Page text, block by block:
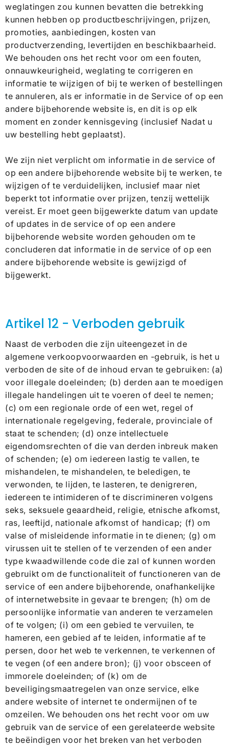
weglatingen zou kunnen bevatten die betrekking
kunnen hebben op productbeschrijvingen, prijzen,
promoties, aanbiedingen, kosten van
productverzending, levertijden en beschikbaarheid.
We behouden ons het recht voor om een ​​fouten,
onnauwkeurigheid, weglating te corrigeren en
informatie te wijzigen of bij te werken of bestellingen
te annuleren, als er informatie in de Service of op een
andere bijbehorende website is, en dit is op elk
moment en zonder kennisgeving (inclusief Nadat u
uw bestelling hebt geplaatst).
We zijn niet verplicht om informatie in de service of
op een andere bijbehorende website bij te werken, te
wijzigen of te verduidelijken, inclusief maar niet
beperkt tot informatie over prijzen, tenzij wettelijk
vereist. Er moet geen bijgewerkte datum van update
of updates in de service of op een andere
bijbehorende website worden gehouden om te
concluderen dat informatie in de service of op een
andere bijbehorende website is gewijzigd of
bijgewerkt.
Artikel 12 - Verboden gebruik
Naast de verboden die zijn uiteengezet in de
algemene verkoopvoorwaarden en -gebruik, is het u
verboden de site of de inhoud ervan te gebruiken: (a)
voor illegale doeleinden; (b) derden aan te moedigen
illegale handelingen uit te voeren of deel te nemen;
(c) om een ​​regionale orde of een wet, regel of
internationale regelgeving, federale, provinciale of
staat te schenden; (d) onze intellectuele
eigendomsrechten of die van derden inbreuk maken
of schenden; (e) om iedereen lastig te vallen, te
mishandelen, te mishandelen, te beledigen, te
verwonden, te lijden, te lasteren, te denigreren,
iedereen te intimideren of te discrimineren volgens
seks, seksuele geaardheid, religie, etnische afkomst,
ras, leeftijd, nationale afkomst of handicap; (f) om
valse of misleidende informatie in te dienen; (g) om
virussen uit te stellen of te verzenden of een ander
type kwaadwillende code die zal of kunnen worden
gebruikt om de functionaliteit of functioneren van de
service of een andere bijbehorende, onafhankelijke
of internetwebsite in gevaar te brengen; (h) om de
persoonlijke informatie van anderen te verzamelen
of te volgen; (i) om een ​​gebied te vervuilen, te
hameren, een gebied af te leiden, informatie af te
persen, door het web te verkennen, te verkennen of
te vegen (of een andere bron); (j) voor obsceen of
immorele doeleinden; of (k) om de
beveiligingsmaatregelen van onze service, elke
andere website of internet te ondermijnen of te
omzeilen. We behouden ons het recht voor om uw
gebruik van de service of een gerelateerde website
te beëindigen voor het breken van het verboden